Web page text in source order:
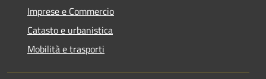
Imprese e Commercio
Catasto e urbanistica
Mobilità e trasporti